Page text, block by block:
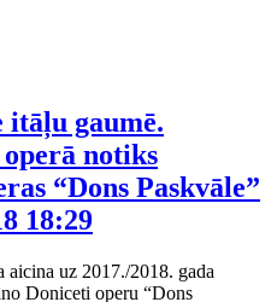
gaumē.
notiks
“Dons Paskvāle”
18:29
aicina uz 2017./2018. gada
Doniceti operu “Dons